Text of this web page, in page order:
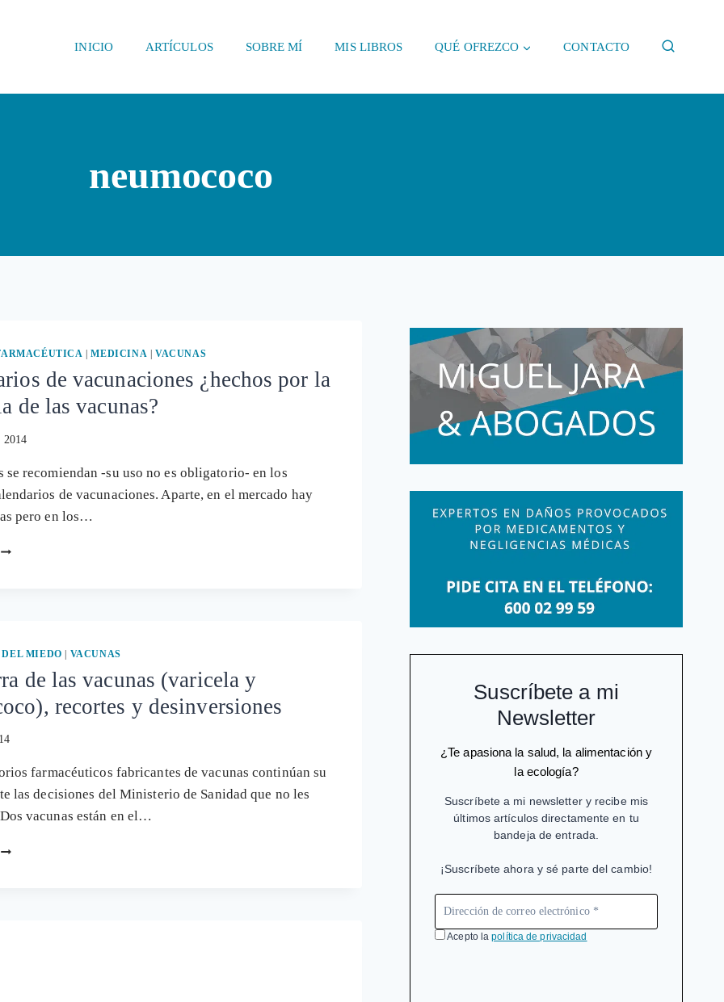
INICIO ARTÍCULOS SOBRE MÍ MIS LIBROS QUÉ OFREZCO CONTACTO
neumococo
|MEDICINA VACUNAS
de vacunaciones ¿hechos por la
de las vacunas?
2014
se recomiendan -su uso no es obligatorio- en los
de vacunaciones. Aparte, en el mercado hay
pero en los…
CALENDARIOS
MIEDO | VACUNAS
de las vacunas (varicela y
recortes y desinversiones
farmacéuticos fabricantes de vacunas continúan su
las decisiones del Ministerio de Sanidad que no les
vacunas están en el…
LA
Suscríbete a mi
Newsletter
¿Te apasiona la salud, la alimentación y
la ecología?
Suscríbete a mi newsletter y recibe mis
últimos artículos directamente en tu
bandeja de entrada.
¡Suscríbete ahora y sé parte del cambio!
Acepto lapolítica de privacidad